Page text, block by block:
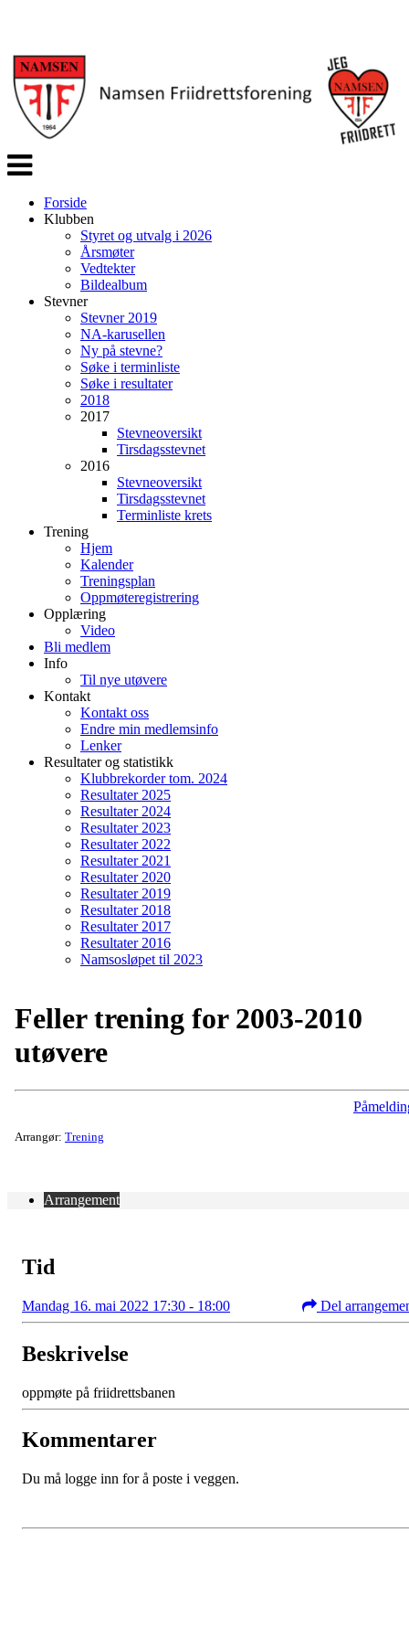
Veksle
navigasjon
Forside
Klubben
Styret og utvalg i 2026
Årsmøter
Vedtekter
Bildealbum
Stevner
Stevner 2019
NA-karusellen
Ny på stevne?
Søke i terminliste
Søke i resultater
2018
2017
Stevneoversikt
Tirsdagsstevnet
2016
Stevneoversikt
Tirsdagsstevnet
Terminliste krets
Trening
Hjem
Kalender
Treningsplan
Oppmøteregistrering
Opplæring
Video
Bli medlem
Info
Til nye utøvere
Kontakt
Kontakt oss
Endre min medlemsinfo
Lenker
Resultater og statistikk
Klubbrekorder tom. 2024
Resultater 2025
Resultater 2024
Resultater 2023
Resultater 2022
Resultater 2021
Resultater 2020
Resultater 2019
Resultater 2018
Resultater 2017
Resultater 2016
Namsosløpet til 2023
Feller trening for 2003-2010
utøvere
Arrangør: Trening
Arrangement
Tid
Mandag 16. mai 2022 17:30 - 18:00 Del
Beskrivelse
oppmøte på friidrettsbanen
Kommentarer
Du må logge inn for å poste i veggen.